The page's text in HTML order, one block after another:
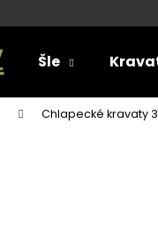
Šle
Chlapecké kravaty